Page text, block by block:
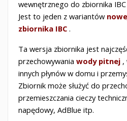
wewnętrznego do zbiornika IBC
Jest to jeden z wariantów
zbiornika IBC .
Ta wersja zbiornika jest
przechowywania wody pitnej ,
innych płynów w domu i
Zbiornik może służyć do
przemieszczania cieczy
napędowy, AdBlue itp.